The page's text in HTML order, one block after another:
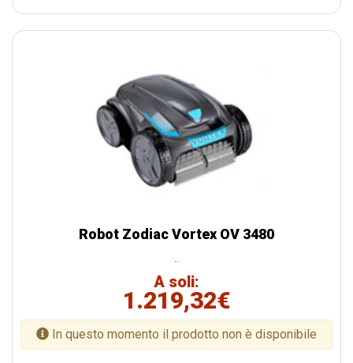
Robot Zodiac Vortex OV 3480
A soli:
1.219,32€
In questo momento il prodotto non è disponibile